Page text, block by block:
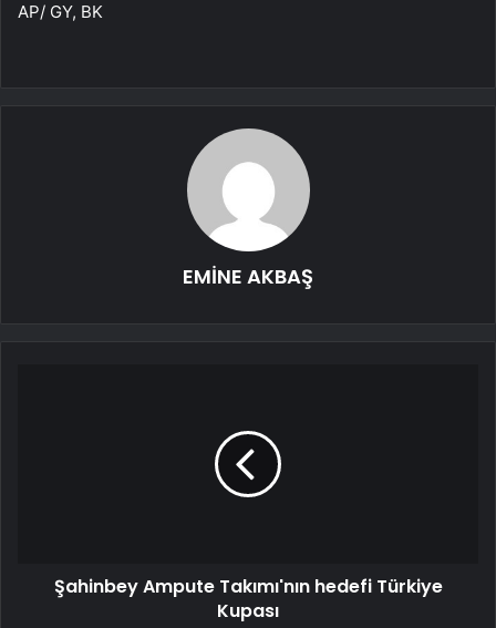
AP/ GY, BK
EMİNE AKBAŞ
Şahinbey Ampute Takımı'nın hedefi Türkiye
Kupası